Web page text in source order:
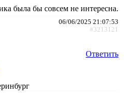
была бы совсем не интересна.
06/06/2025 21:07:53
#3213121
Ответить